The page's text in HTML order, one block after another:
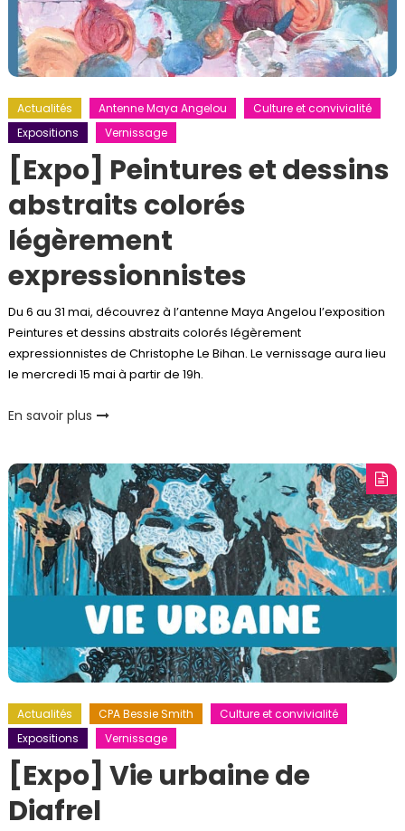
Actualités Antenne Maya Angelou
Culture et convivialité
Expositions
Vernissage
[Expo] Peintures et dessins
abstraits colorés
légèrement
expressionnistes
Du 6 au 31 mai, découvrez à l’antenne Maya Angelou l’exposition
Peintures et dessins abstraits colorés légèrement
expressionnistes de Christophe Le Bihan. Le vernissage aura lieu
le mercredi 15 mai à partir de 19h.
En savoir plus
Actualités CPA Bessie Smith
Culture et convivialité
Expositions
Vernissage
[Expo] Vie urbaine de
Diafrel